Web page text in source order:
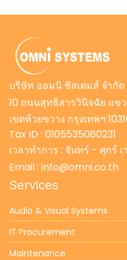
บริษัท ออมนิ ซิสเตมส์ จำกัด
10 ถนนสุทธิสารวินิจฉัย แข
เขตห้วยขวาง กรุงเทพฯ
Tax ID : 0105535060231
เวลาทำการ : จันทร์ - ศุกร์
Email : info@omni.co.th
Services
Audio & Visual Systems
IT Procurement
Maintenance